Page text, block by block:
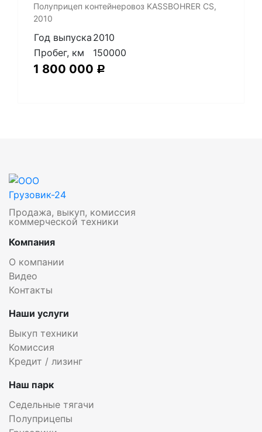
Полуприцеп контейнеровоз KASSBOHRER CS,
2010
Год выпуска 2010
Пробег, км
150000
1 800 000 Р
Продажа, выкуп, комиссия
коммерческой техники
Компания
О компании
Видео
Контакты
Наши услуги
Выкуп техники
Комиссия
Кредит / лизинг
Наш парк
Седельные тягачи
Полуприцепы